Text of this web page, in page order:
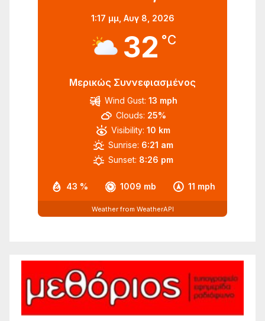
1:17 μμ, Αυγ 8, 2026
32 °C
Μερικώς Συννεφιασμένος
43 % 1009 mb 11 mph
Wind Gust: 13 mph
Clouds: 25%
Visibility: 10 km
Sunrise: 6:21 am
Sunset: 8:26 pm
Weather from WeatherAPI